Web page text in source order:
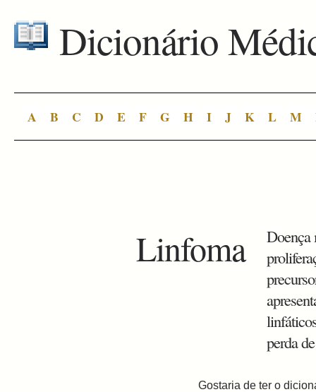
Dicionário
A B C D E F G H I J K L M
Linfoma
Doença
perda
Gostaria de ter o